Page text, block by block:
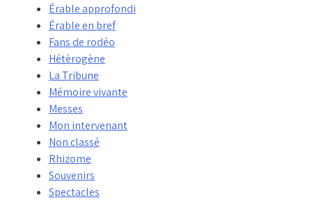
Érable approfondi
Érable en bref
Fans de rodéo
Hétèrogène
La Tribune
Mémoire vivante
Messes
Mon intervenant
Non classé
Rhizome
Souvenirs
Spectacles